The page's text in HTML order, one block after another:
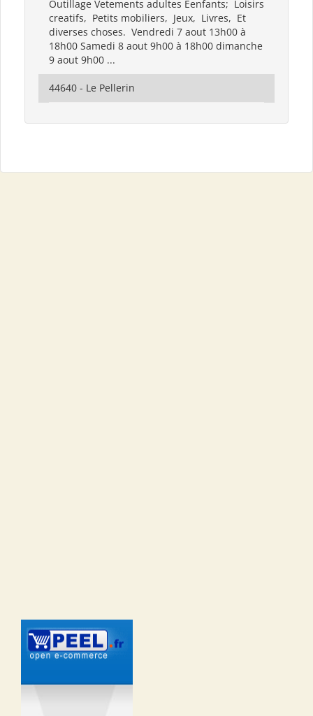
Outillage Vetements adultes Eenfants; Loisirs
creatifs, Petits mobiliers, Jeux, Livres, Et
diverses choses. Vendredi 7 aout 13h00 à
18h00 Samedi 8 aout 9h00 à 18h00 dimanche
9 aout 9h00 ...
44640 - Le Pellerin